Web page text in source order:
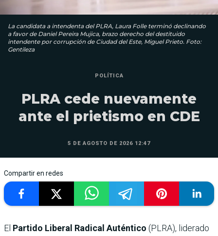
La candidata a intendenta del PLRA, Laura Folle terminó declinando
a favor de Daniel Pereira Mujica, brazo derecho del destituido
intendente por corrupción de Ciudad del Este, Miguel Prieto. Foto:
Gentileza
POLÍTICA
PLRA cede nuevamente
ante el prietismo en CDE
5 DE AGOSTO DE 2026 12:47
Compartir en redes
El Partido Liberal Radical Auténtico (PLRA), liderado